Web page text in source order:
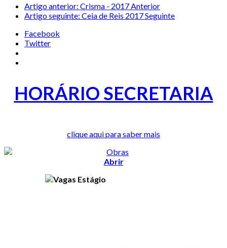
Artigo anterior: Crisma - 2017 Anterior
Artigo seguinte: Ceia de Reis 2017Seguinte
Facebook
Twitter
HORÁRIO SECRETARIA
clique aqui para saber mais
Abrir